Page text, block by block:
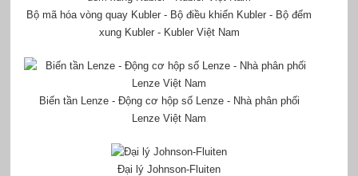
Bộ mã hóa vòng quay Kubler - Bộ điều khiển Kubler - Bộ đếm
xung Kubler - Kubler Việt Nam
Biến tần Lenze - Động cơ hộp số Lenze - Nhà phân phối
Lenze Việt Nam
Đại lý Johnson-Fluiten